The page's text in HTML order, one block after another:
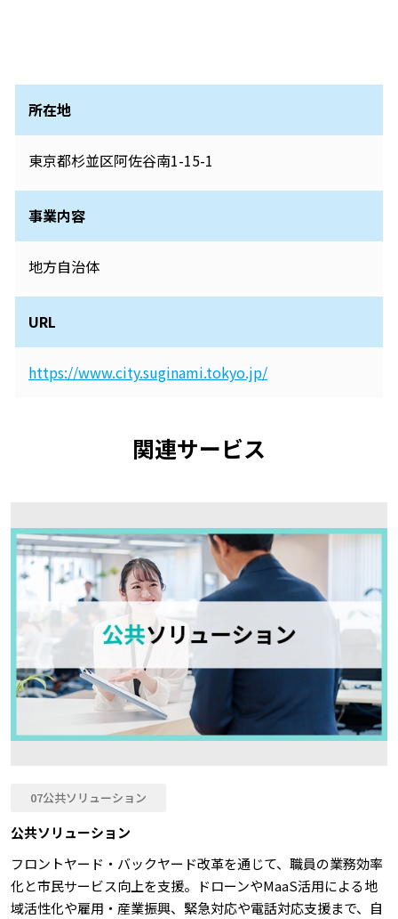
所在地
東京都杉並区阿佐谷南1-15-1
事業内容
地方自治体
URL
https://www.city.suginami.tokyo.jp/
関連サービス
07公共ソリューション
公共ソリューション​
フロントヤード・バックヤード改革を通じて、職員の業務効率
化と市民サービス向上を支援。ドローンやMaaS活用による地
域活性化や雇用・産業振興、緊急対応や電話対応支援まで、自